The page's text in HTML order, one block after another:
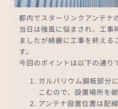
都内でスターリンクアンテナ
当日は強風に悩まされ、工事
ましたが綺麗に工事を終える
す。
今回のポイントは以下の通り
ガルバリウム鋼板部分
こむので、設置場所を
アンテナ設置位置は配